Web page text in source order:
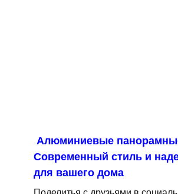
Алюминиевые
Современный стиль и
для вашего дома